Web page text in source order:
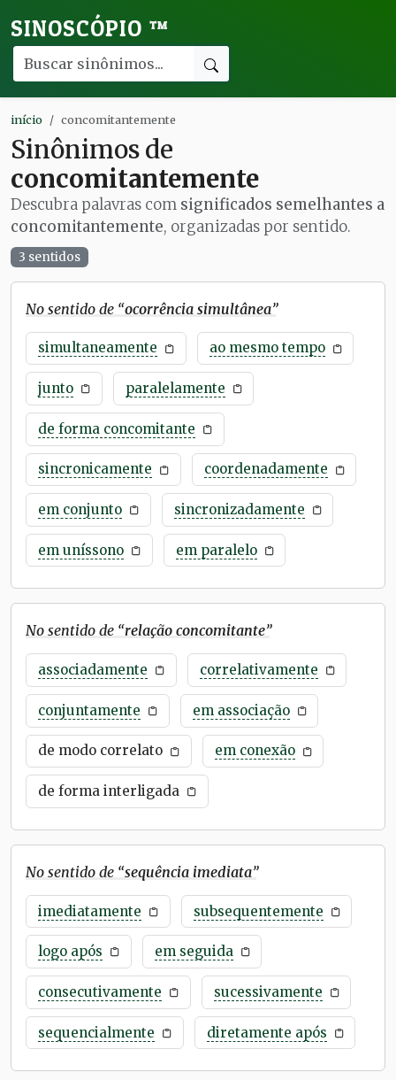
SINOSCÓPIO ™
início concomitantemente
Sinônimos de
concomitantemente
Descubra palavras com significados semelhantes a
concomitantemente, organizadas por sentido.
3 sentidos
No sentido de “ocorrência simultânea”
simultaneamente ao mesmo tempo
junto paralelamente
de forma concomitante
sincronicamente coordenadamente
em conjunto sincronizadamente
em uníssono em paralelo
No sentido de “relação concomitante”
associadamente correlativamente
conjuntamente em associação
de modo correlato em conexão
de forma interligada
No sentido de “sequência imediata”
imediatamente subsequentemente
logo após em seguida
consecutivamente sucessivamente
sequencialmente diretamente após